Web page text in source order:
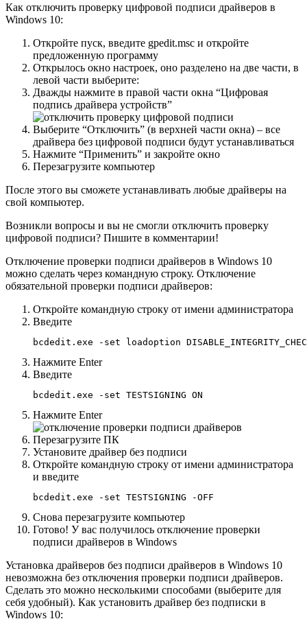
Как отключить проверку цифровой подписи драйверов в
Windows 10:
Откройте пуск, введите gpedit.msc и откройте
предложенную программу
Открылось окно настроек, оно разделено на две части, в
левой части выберите:
Дважды нажмите в правой части окна “Цифровая
подпись драйвера устройств”
Выберите “Отключить” (в верхней части окна) – все
драйвера без цифровой подписи будут устанавливаться
Нажмите “Применить” и закройте окно
Перезагрузите компьютер
После этого вы сможете устанавливать любые драйверы на
свой компьютер.
Возникли вопросы и вы не смогли отключить проверку
цифровой подписи? Пишите в комментарии!
Отключение проверки подписи драйверов в Windows 10
можно сделать через командную строку. Отключение
обязательной проверки подписи драйверов:
Откройте командную строку от имени администратора
Введите
bcdedit.exe -set loadoption
Нажмите Enter
Введите
bcdedit.exe -set TESTSIGNING ON
Нажмите Enter
Перезагрузите ПК
Установите драйвер без подписи
Откройте командную строку от имени администратора
и введите
bcdedit.exe -set TESTSIGNING -OFF
Снова перезагрузите компьютер
Готово! У вас получилось отключение проверки
подписи драйверов в Windows
Установка драйверов без подписи драйверов в Windows 10
невозможна без отключения проверки подписи драйверов.
Сделать это можно несколькими способами (выберите для
себя удобный). Как установить драйвер без подписки в
Windows 10: